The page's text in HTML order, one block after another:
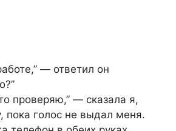
— ответил он
проверяю,” — сказала я,
пока голос не выдал меня.